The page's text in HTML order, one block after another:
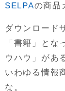
SELPAの商品
ダウンロード
「書籍」とな
ウハウ」があ
いわゆる情報
な。